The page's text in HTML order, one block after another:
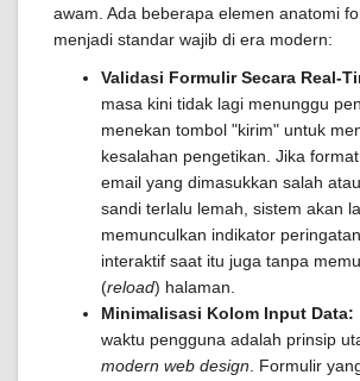
awam. Ada beberapa elemen anatomi
menjadi standar wajib di era modern:
Validasi Formulir Secara Real-
masa kini tidak lagi menunggu
menekan tombol "kirim" untuk
kesalahan pengetikan. Jika
email yang dimasukkan salah
sandi terlalu lemah, sistem akan
memunculkan indikator
interaktif saat itu juga tanpa
(reload) halaman.
Minimalisasi Kolom Input Data:
waktu pengguna adalah prinsip
modern web design . Formulir